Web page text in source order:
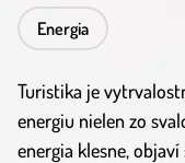
Energia
Turistika je
energiu nielen zo
energia klesne,